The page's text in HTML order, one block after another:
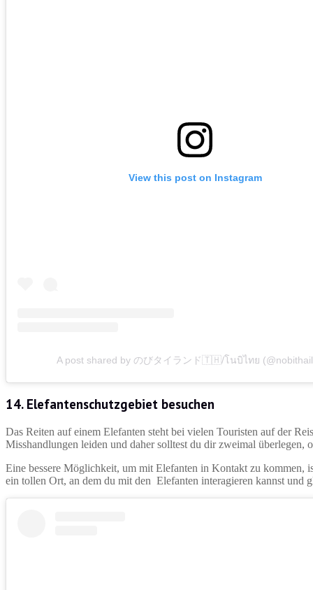
View this post on Instagram
A post shared by のびタイランド🇹🇭/โนบิไทย
14. Elefantenschutzgebiet besuchen
Das Reiten auf einem Elefanten steht bei vielen Touristen auf der
Misshandlungen leiden und daher solltest du dir zweimal
Eine bessere Möglichkeit, um mit Elefanten in Kontakt zu kommen,
ein tollen Ort, an dem du mit den Elefanten interagieren kannst und